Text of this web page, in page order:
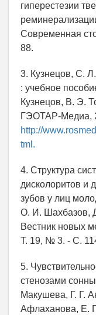
гиперестезии
Современная
88.
3. Кузнецов, С.
: учебное
Кузнецов, В. Э.
ГЭОТАР-Медиа,
http://
tml.
4. Структура
дисколоритов и
зубов у лиц
О. И. Шахбазов,
Вестник новых
Т. 19, № 3. - С.
5.
стенозами
Макушева, Г. Г.
Афлаханова, Е.